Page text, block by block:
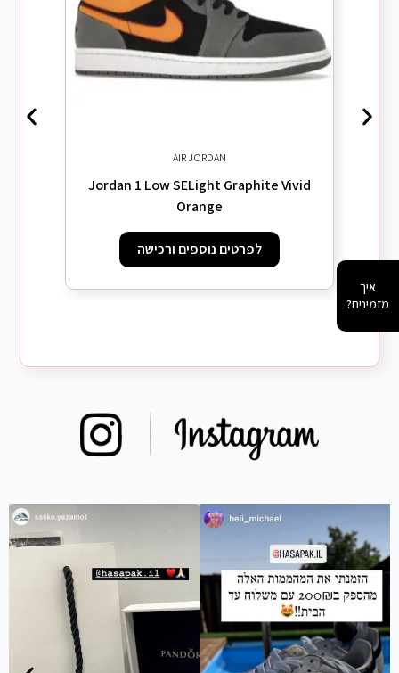
AIR JORDAN
Jordan 1 Low SELight Graphite Vivid
Orange
לפרטים נוספים ורכישה
איך
מזמינים?